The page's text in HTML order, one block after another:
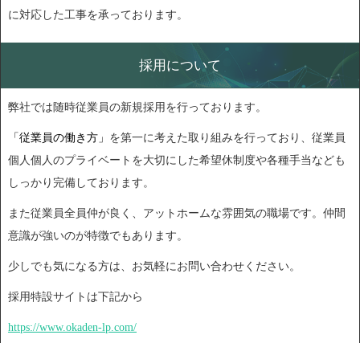
に対応した工事を承っております。
採用について
弊社では随時従業員の新規採用を行っております。
「従業員の働き方」 を第一に考えた取り組みを行っており、従業員
個人個人のプライベートを大切にした希望休制度や各種手当なども
しっかり完備しております。
また従業員全員仲が良く、アットホームな雰囲気の職場です。仲間
意識が強いのが特徴でもあります。
少しでも気になる方は、お気軽にお問い合わせください。
採用特設サイトは下記から
https://www.okaden-lp.com/